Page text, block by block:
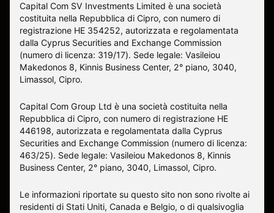
Capital Com SV Investments Limited è una società
costituita nella Repubblica di Cipro, con numero di
registrazione HE 354252, autorizzata e regolamentata
dalla Cyprus Securities and Exchange Commission
(numero di licenza: 319/17). Sede legale: Vasileiou
Makedonos 8, Kinnis Business Center, 2° piano, 3040,
Limassol, Cipro.
Capital Com Group Ltd è una società costituita nella
Repubblica di Cipro, con numero di registrazione ΗΕ
446198, autorizzata e regolamentata dalla Cyprus
Securities and Exchange Commission (numero di licenza:
463/25). Sede legale: Vasileiou Makedonos 8, Kinnis
Business Center, 2° piano, 3040, Limassol, Cipro.
Le informazioni riportate su questo sito non sono rivolte ai
residenti di Stati Uniti, Canada e Belgio, o di qualsivoglia